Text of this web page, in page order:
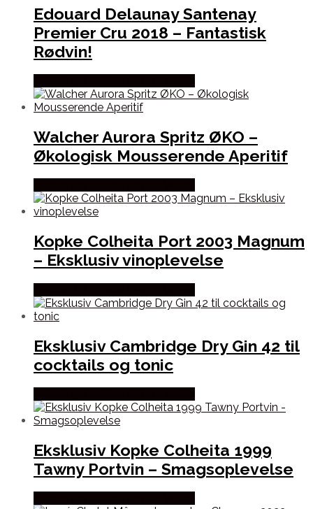
Edouard Delaunay Santenay
Premier Cru 2018 – Fantastisk
Rødvin!
Walcher Aurora Spritz ØKO –
Økologisk Mousserende Aperitif
Kopke Colheita Port 2003 Magnum
– Eksklusiv vinoplevelse
Eksklusiv Cambridge Dry Gin 42 til
cocktails og tonic
Eksklusiv Kopke Colheita 1999
Tawny Portvin – Smagsoplevelse